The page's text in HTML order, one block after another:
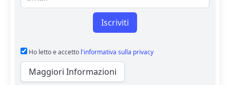
Iscriviti
Ho letto e accetto l'informativa sulla privacy
Maggiori Informazioni